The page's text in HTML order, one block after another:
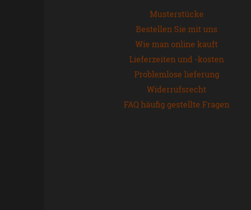
Musterstücke
Bestellen Sie mit uns
Wie man online kauft
Lieferzeiten und -kosten
Problemlose lieferung
Widerrufsrecht
FAQ häufig gestellte Fragen